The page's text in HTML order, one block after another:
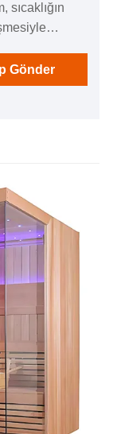
sıcaklığın
yapmayı
Gönder